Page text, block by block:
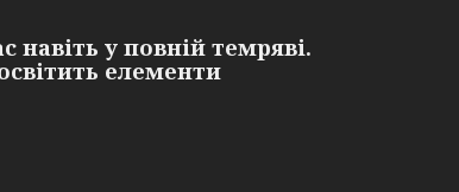
навіть у повній темряві.
елементи